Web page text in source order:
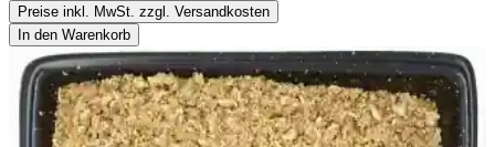
Preise inkl. MwSt. zzgl. Versandkosten
In den Warenkorb